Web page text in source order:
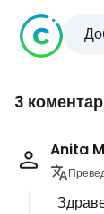
3
Anita